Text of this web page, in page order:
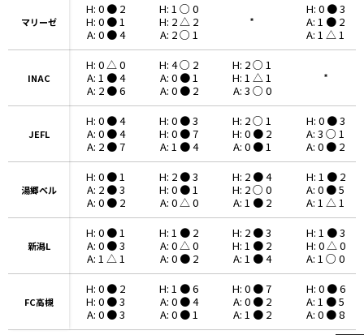
マリーゼ
H: 0 ● 2
H: 0 ● 1
A: 0 ● 4
H: 1 ○ 0
H: 2 △ 2
A: 2 ○ 1
*
H: 0 ● 3
A: 1 ● 2
A: 1 △ 1
INAC
H: 0 △ 0
A: 1 ● 4
A: 2 ● 6
H: 4 ○ 2
A: 0 ● 1
A: 0 ● 2
H: 2 ○ 1
H: 1 △ 1
A: 3 ○ 0
*
JEFL
H: 0 ● 4
A: 0 ● 4
A: 2 ● 7
H: 0 ● 3
H: 0 ● 7
A: 1 ● 4
H: 2 ○ 1
H: 0 ● 2
A: 0 ● 1
H: 0 ● 3
A: 3 ○ 1
A: 0 ● 2
湯郷ベル
H: 0 ● 1
A: 2 ● 3
A: 0 ● 2
H: 2 ● 3
H: 0 ● 1
A: 0 △ 0
H: 2 ● 4
H: 2 ○ 0
A: 1 ● 2
H: 1 ● 2
A: 0 ● 5
A: 1 △ 1
新潟L
H: 0 ● 1
A: 0 ● 3
A: 1 △ 1
H: 1 ● 2
A: 0 △ 0
A: 0 ● 2
H: 2 ● 3
H: 1 ● 2
A: 1 ● 4
H: 1 ● 3
H: 0 △ 0
A: 1 ○ 0
FC高槻
H: 0 ● 2
H: 0 ● 3
A: 0 ● 3
H: 1 ● 6
A: 0 ● 4
A: 0 ● 1
H: 0 ● 7
A: 0 ● 2
A: 1 ● 2
H: 0 ● 6
A: 1 ● 5
A: 0 ● 8
マリーゼ
INAC
JEFL
湯郷ベル
新潟L
FC高槻